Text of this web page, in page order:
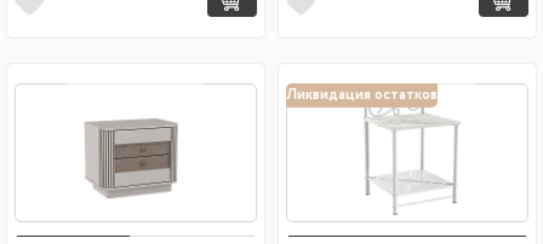
Ликвидация остатков